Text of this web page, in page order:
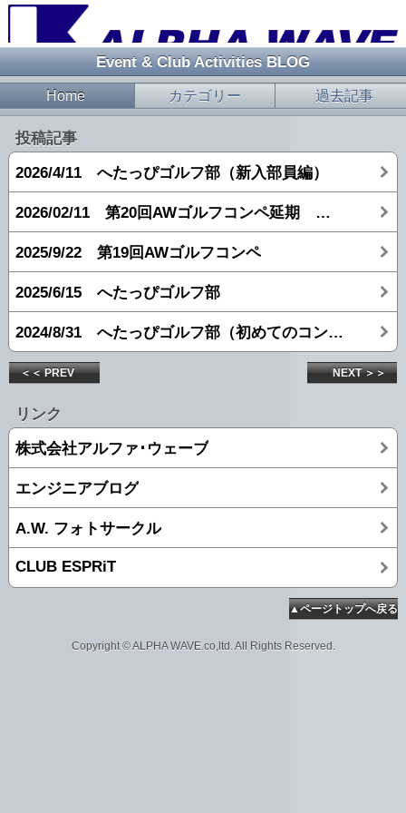
Event & Club Activities BLOG
Home カテゴリー 過去記事
投稿記事
2026/4/11 へたっぴゴルフ部（新入部員編）
2026/02/11 第20回AWゴルフコンペ延期 → 打ちっぱなし
2025/9/22 第19回AWゴルフコンペ
2025/6/15 へたっぴゴルフ部
2024/8/31 へたっぴゴルフ部（初めてのコンペ編）
＜＜ PREV NEXT ＞＞
リンク
株式会社アルファ･ウェーブ
エンジニアブログ
A.W. フォトサークル
CLUB ESPRiT
▲ページトップへ戻る
Copyright © ALPHA WAVE.co,ltd. All Rights Reserved.